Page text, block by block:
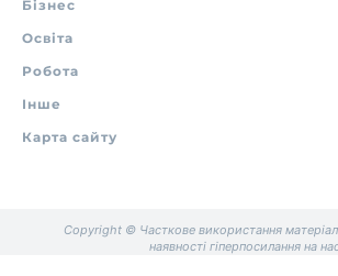
Бізнес
Освіта
Робота
Інше
Карта сайту
Copyright © Часткове використання
наявності гіперпосилання на